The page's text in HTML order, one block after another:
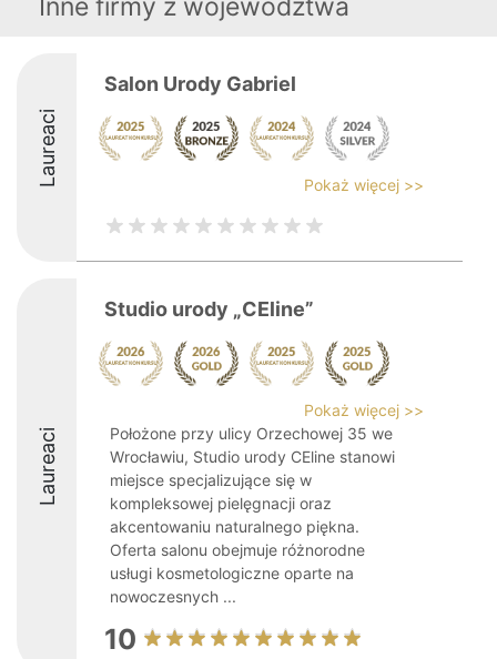
Inne firmy z województwa
Laureaci
Salon Urody Gabriel
Pokaż więcej >>
Laureaci
Studio urody „CEline”
Pokaż więcej >>
Położone przy ulicy Orzechowej 35 we
Wrocławiu, Studio urody CEline stanowi
miejsce specjalizujące się w
kompleksowej pielęgnacji oraz
akcentowaniu naturalnego piękna.
Oferta salonu obejmuje różnorodne
usługi kosmetologiczne oparte na
nowoczesnych ...
10